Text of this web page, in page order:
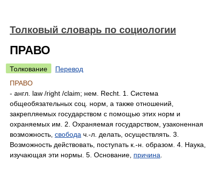
Толковый словарь по социологии
ПРАВО
Толкование
Перевод
ПРАВО
- англ. law /right /claim; нем. Recht. 1. Система
общеобязательных соц. норм, а также отношений,
закрепляемых государством с помощью этих норм и
охраняемых им. 2. Охраняемая государством, узаконенная
возможность, свобода ч.-л. делать, осуществлять. 3.
Возможность действовать, поступать к.-н. образом. 4. Наука,
изучающая эти нормы. 5. Основание, причина